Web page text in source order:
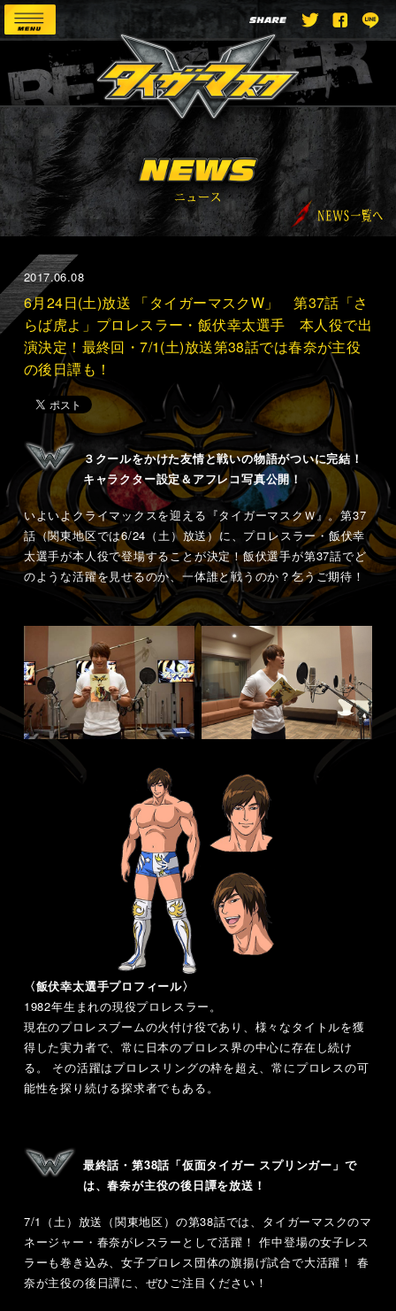
2017.06.08
6月24日(土)放送 「タイガーマスクW」 第37話「さ
らば虎よ」プロレスラー・飯伏幸太選手 本人役で出
演決定！最終回・7/1(土)放送第38話では春奈が主役
の後日譚も！
３クールをかけた友情と戦いの物語がついに完結！
キャラクター設定＆アフレコ写真公開！
いよいよクライマックスを迎える『タイガーマスクＷ』。第37
話（関東地区では6/24（土）放送）に、プロレスラー・飯伏幸
太選手が本人役で登場することが決定！飯伏選手が第37話でど
のような活躍を見せるのか、一体誰と戦うのか？乞うご期待！
〈飯伏幸太選手プロフィール〉
1982年生まれの現役プロレスラー。
現在のプロレスブームの火付け役であり、様々なタイトルを獲
得した実力者で、常に日本のプロレス界の中心に存在し続け
る。 その活躍はプロレスリングの枠を超え、常にプロレスの可
能性を探り続ける探求者でもある。
最終話・第38話「仮面タイガー スプリンガー」で
は、春奈が主役の後日譚を放送！
7/1（土）放送（関東地区）の第38話では、タイガーマスクのマ
ネージャー・春奈がレスラーとして活躍！ 作中登場の女子レス
ラーも巻き込み、女子プロレス団体の旗揚げ試合で大活躍！ 春
奈が主役の後日譚に、ぜひご注目ください！